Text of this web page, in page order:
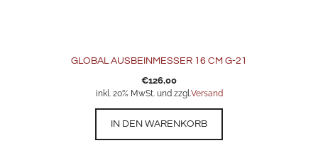
GLOBAL AUSBEINMESSER 16 CM G-21
€126,00
inkl. 20% MwSt. und zzgl.Versand
IN DEN WARENKORB